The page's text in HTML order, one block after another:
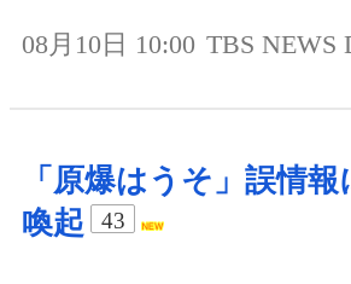
08月10日 10:00 TBS NEWS
「原爆はうそ」誤情
喚起
43